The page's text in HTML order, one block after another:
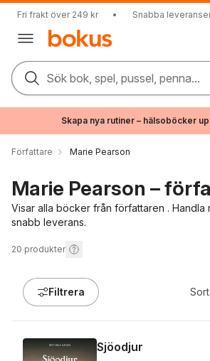
Fri frakt över 249 kr • Snabba
Sök bok, spel, pussel, penna...
Skapa nya rutiner – hälsoböcker
Författare Marie Pearson
Marie Pearson –
Visar alla böcker från författaren . Handla
snabb leverans.
20 produkter
Filtrera
Sjöodjur